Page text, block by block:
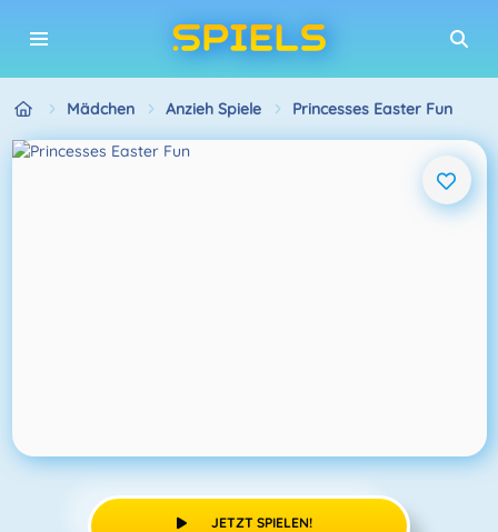
Mädchen Anzieh Spiele Princesses Easter Fun
JETZT SPIELEN!